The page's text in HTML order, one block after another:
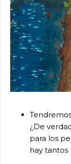
¿De
para los
hay tantos